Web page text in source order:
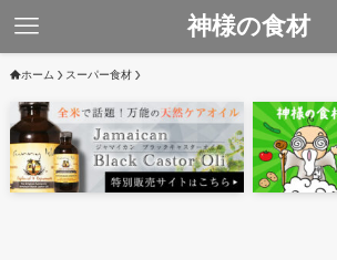
神様の食材
ホーム スーパー食材